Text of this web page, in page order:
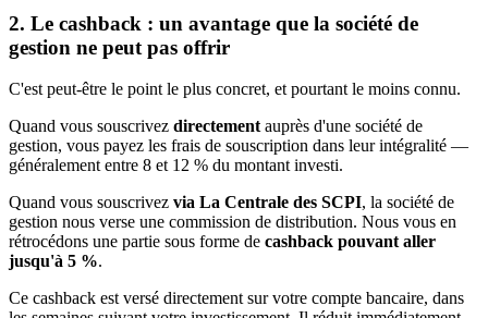
2. Le cashback : un avantage que la société de
gestion ne peut pas offrir
C'est peut-être le point le plus concret, et pourtant le moins connu.
Quand vous souscrivez directementauprès d'une société de
gestion, vous payez les frais de souscription dans leur intégralité —
généralement entre 8 et 12 % du montant investi.
Quand vous souscrivez via La Centrale des SCPI, la société de
gestion nous verse une commission de distribution. Nous vous en
rétrocédons une partie sous forme de cashback pouvant aller
jusqu'à 5 %.
Ce cashback est versé directement sur votre compte bancaire, dans